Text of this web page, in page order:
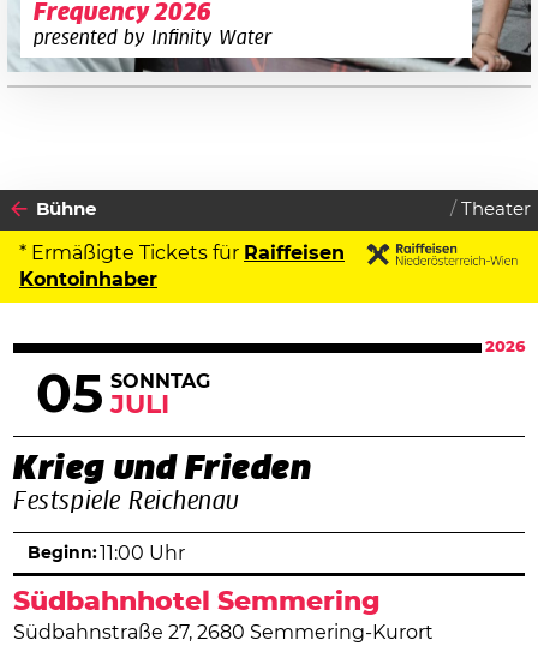
Frequency 2026
presented by Infinity Water
Bühne Theater
* Ermäßigte Tickets für Raiffeisen
Kontoinhaber
2026
05 SONNTAG
JULI
Krieg und Frieden
Festspiele Reichenau
Südbahnhotel Semmering
Südbahnstraße 27, 2680 Semmering-Kurort
Beginn:11:00 Uhr